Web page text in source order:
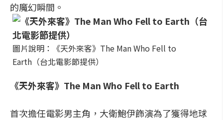
的魔幻瞬間。
圖片說明：《天外來客》The Man Who Fell to
Earth（台北電影節提供）
《天外來客》The Man Who Fell to Earth
首次擔任電影男主角，大衛鮑伊飾演為了獲得地球